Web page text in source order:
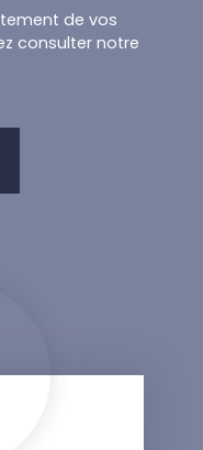
de vos
consulter notre